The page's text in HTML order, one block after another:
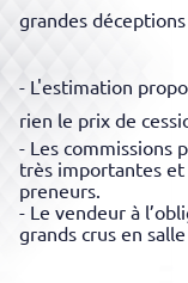
grandes déceptions
- L'estimation
rien le prix de
- Les commissions
très importantes
preneurs.
- Le vendeur à
grands crus en